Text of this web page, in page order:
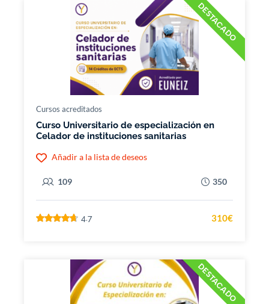
DESTACADO
Cursos acreditados
Curso Universitario de especialización en
Celador de instituciones sanitarias
Añadir a la lista de deseos
109 350
4.7 310€
DESTACADO